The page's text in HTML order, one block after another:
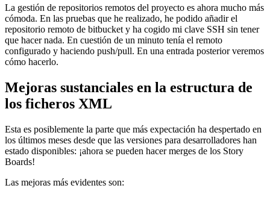
La gestión de repositorios remotos del proyecto es ahora mucho más
cómoda. En las pruebas que he realizado, he podido añadir el
repositorio remoto de bitbucket y ha cogido mi clave SSH sin tener
que hacer nada. En cuestión de un minuto tenía el remoto
configurado y haciendo push/pull. En una entrada posterior veremos
cómo hacerlo.
Mejoras sustanciales en la estructura de
los ficheros XML
Esta es posiblemente la parte que más expectación ha despertado en
los últimos meses desde que las versiones para desarrolladores han
estado disponibles: ¡ahora se pueden hacer merges de los Story
Boards!
Las mejoras más evidentes son: